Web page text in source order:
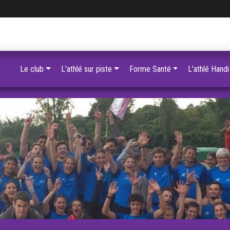
Le club L'athlé sur piste Forme Santé L'athlé Handi